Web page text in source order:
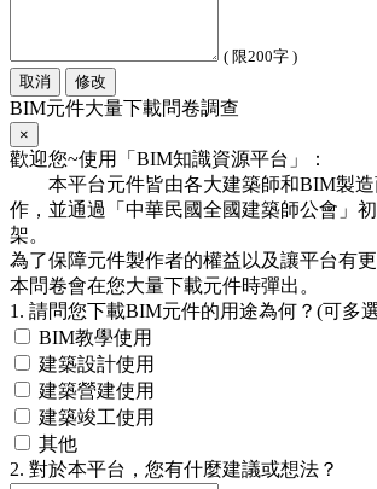
( 限200字 )
取消
修改
BIM元件大量下載問卷調查
×
歡迎您~使用「BIM知識資源平台」：
本平台元件皆由各大建築師和BIM製
作，並通過「中華民國全國建築師公會」
架。
為了保障元件製作者的權益以及讓平台有
本問卷會在您大量下載元件時彈出。
1. 請問您下載BIM元件的用途為何？(可多
BIM教學使用
建築設計使用
建築營建使用
建築竣工使用
其他
2. 對於本平台，您有什麼建議或想法？